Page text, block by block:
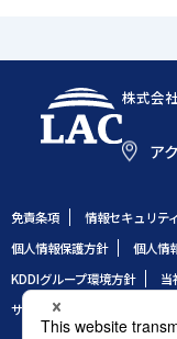
株式会
ア
免責条項 情報セキュリテ
個人情報保護方針
個人情
KDDIグループ環境方針
当
サイトのご利用条件